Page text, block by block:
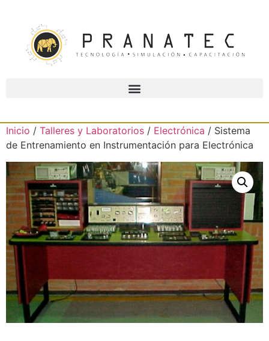
Inicio / Talleres y Laboratorios / Electrónica / Sistema
de Entrenamiento en Instrumentación para Electrónica